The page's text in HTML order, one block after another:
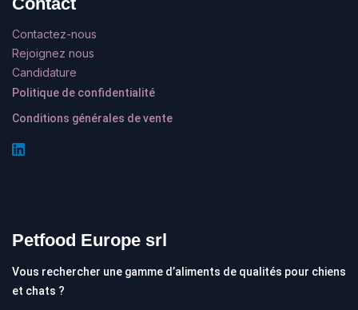
Contactez-nous
Rejoignez nous
Candidature
Politique de confidentialité
Conditions générales de vente
Petfood Europe srl
Vous rechercher une gamme d’aliments de qualités pour chiens
et chats ?